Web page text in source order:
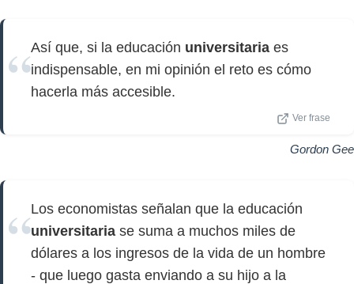
Así que, si la educación universitaria es
indispensable, en mi opinión el reto es cómo
hacerla más accesible.
Ver frase
Gordon Gee
Los economistas señalan que la educación
universitaria se suma a muchos miles de
dólares a los ingresos de la vida de un hombre
- que luego gasta enviando a su hijo a la